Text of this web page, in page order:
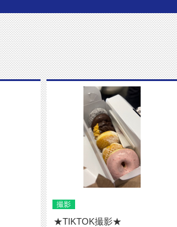
撮影
★TIKTOK撮影★